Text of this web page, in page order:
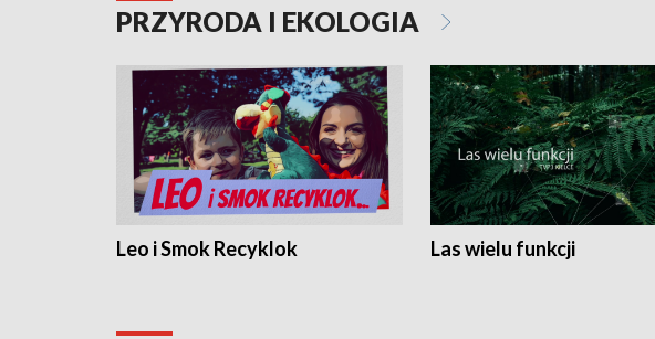
PRZYRODA I EKOLOGIA
Leo i Smok Recyklok Las wielu funkcji